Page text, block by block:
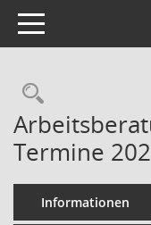
Toggle navigation
Termine
Informationen